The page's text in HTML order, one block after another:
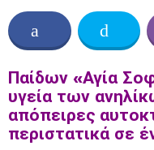
Παίδων «Αγία
υγεία των
απόπειρες
περιστατικά σε